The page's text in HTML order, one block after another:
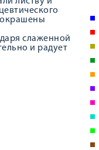
слаженной
и радует